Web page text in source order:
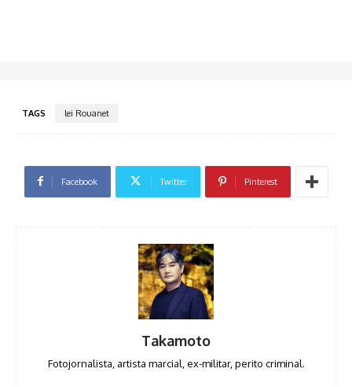
TAGS lei Rouanet
Facebook Twitter Pinterest
Takamoto
Fotojornalista, artista marcial, ex-militar, perito criminal.